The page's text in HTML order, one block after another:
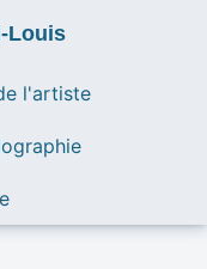
Louis
l'artiste